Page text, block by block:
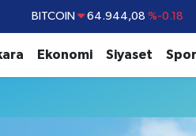
BITCOIN 64.944,08 %-0.18
%0.03
Ekonomi Siyaset Spor